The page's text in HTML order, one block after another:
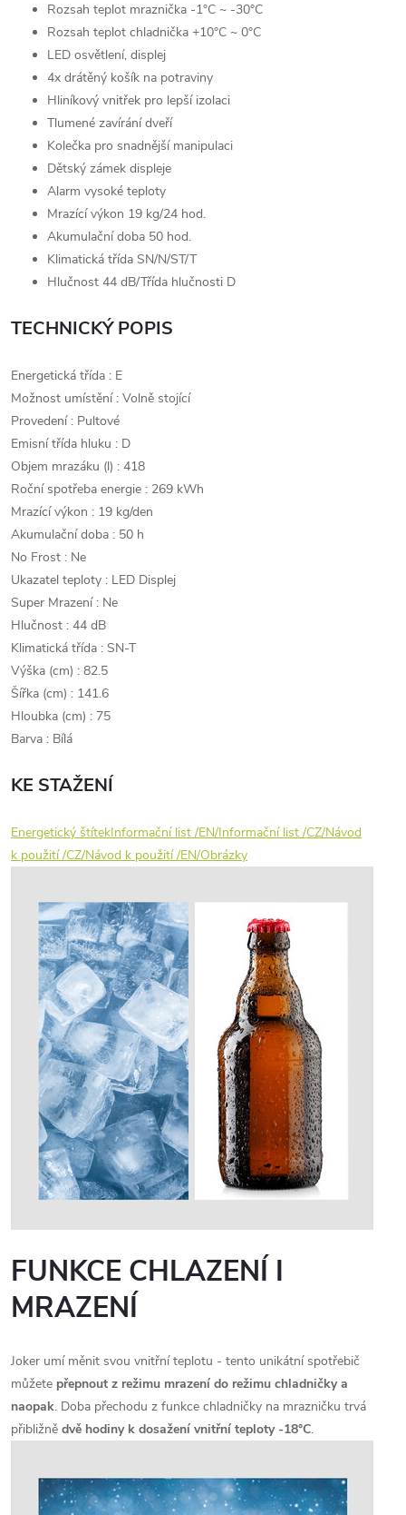
Rozsah teplot mraznička -1°C ~ -30°C
Rozsah teplot chladnička +10°C ~ 0°C
LED osvětlení, displej
4x drátěný košík na potraviny
Hliníkový vnitřek pro lepší izolaci
Tlumené zavírání dveří
Kolečka pro snadnější manipulaci
Dětský zámek displeje
Alarm vysoké teploty
Mrazící výkon 19 kg/24 hod.
Akumulační doba 50 hod.
Klimatická třída SN/N/ST/T
Hlučnost 44 dB/Třída hlučnosti D
TECHNICKÝ POPIS
Energetická třída : E
Možnost umístění : Volně stojící
Provedení : Pultové
Emisní třída hluku : D
Objem mrazáku (l) : 418
Roční spotřeba energie : 269 kWh
Mrazící výkon : 19 kg/den
Akumulační doba : 50 h
No Frost : Ne
Ukazatel teploty : LED Displej
Super Mrazení : Ne
Hlučnost : 44 dB
Klimatická třída : SN-T
Výška (cm) : 82.5
Šířka (cm) : 141.6
Hloubka (cm) : 75
Barva : Bílá
KE STAŽENÍ
Energetický štítekInformační list /EN/Informační list /CZ/Návod
k použití /CZ/Návod k použití /EN/Obrázky
FUNKCE CHLAZENÍ I
MRAZENÍ
Joker umí měnit svou vnitřní teplotu - tento unikátní spotřebič
můžete přepnout z režimu mrazení do režimu chladničky a
naopak. Doba přechodu z funkce chladničky na mrazničku trvá
přibližně dvě hodiny k dosažení vnitřní teploty -18°C.